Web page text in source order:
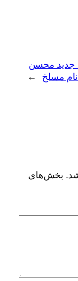
جدید محسن
مسلخ
→
بخش‌های